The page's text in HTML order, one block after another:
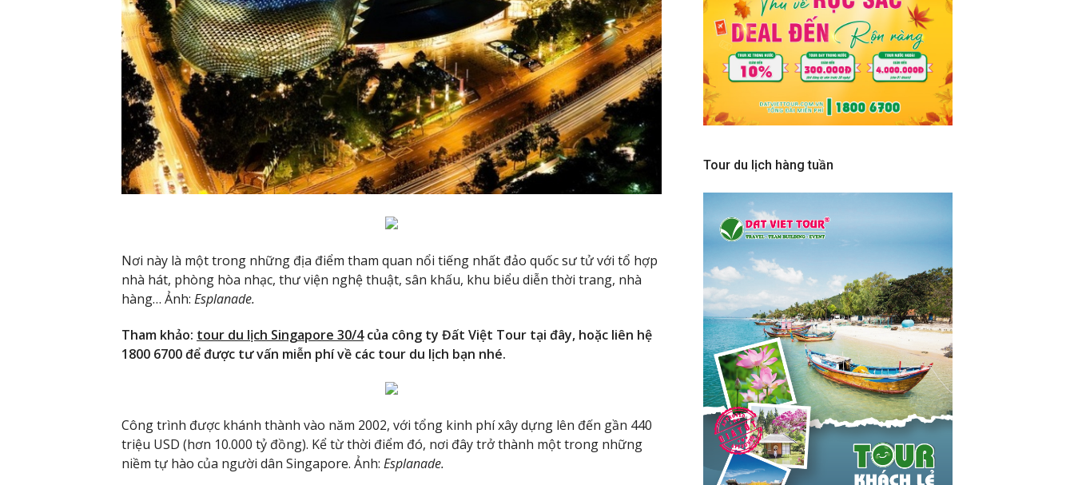
Nơi này là một trong những địa điểm tham quan nổi tiếng nhất đảo quốc sư tử với tổ hợp
nhà hát, phòng hòa nhạc, thư viện nghệ thuật, sân khấu, khu biểu diễn thời trang, nhà
hàng… Ảnh: Esplanade.
Tham khảo: tour du lịch Singapore 30/4của công ty Đất Việt Tour tại đây, hoặc liên hệ
1800 6700 để được tư vấn miễn phí về các tour du lịch bạn nhé.
Công trình được khánh thành vào năm 2002, với tổng kinh phí xây dựng lên đến gần 440
triệu USD (hơn 10.000 tỷ đồng). Kể từ thời điểm đó, nơi đây trở thành một trong những
niềm tự hào của người dân Singapore. Ảnh: Esplanade.
Tour du lịch hàng tuần